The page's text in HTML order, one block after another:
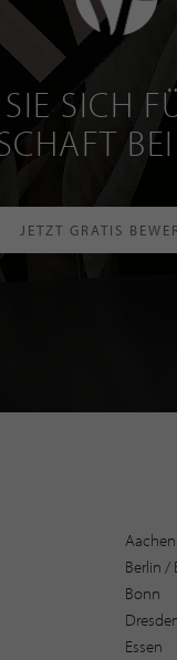
SICH
JETZT GRATIS
Aachen
Berlin /
Bonn
Essen